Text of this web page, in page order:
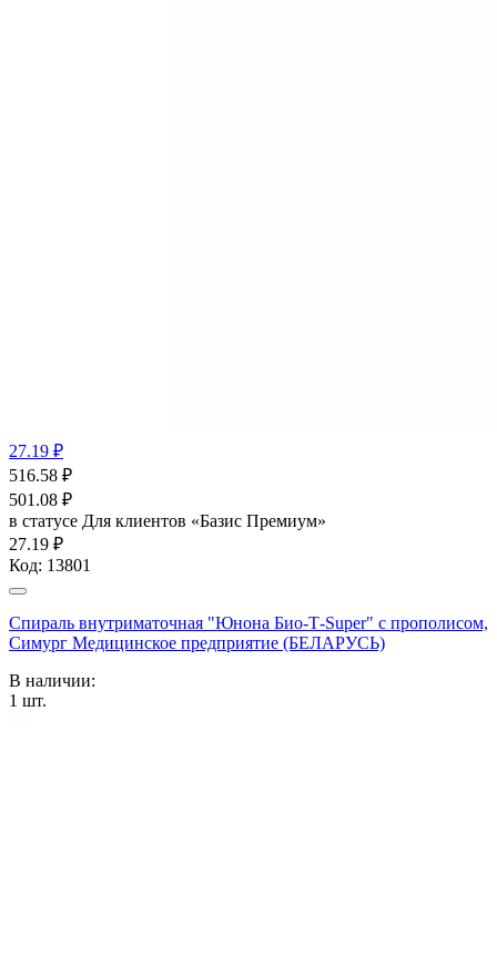
27.19 ₽
516.58 ₽
501.08 ₽
в статусе Для клиентов «Базис Премиум»
27.19 ₽
Код: 13801
Спираль внутриматочная "Юнона Био-Т-Super" с прополисом,
Симург Медицинское предприятие (БЕЛАРУСЬ)
В наличии:
1 шт.